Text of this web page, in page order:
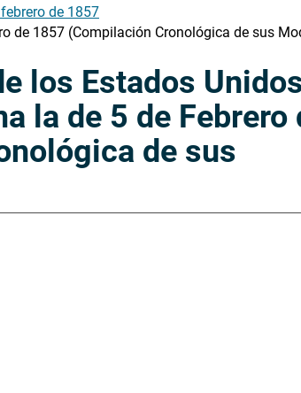
de 1857
de 1857 (Compilación Cronológica de sus
los Estados
la de 5 de Febrero
de sus